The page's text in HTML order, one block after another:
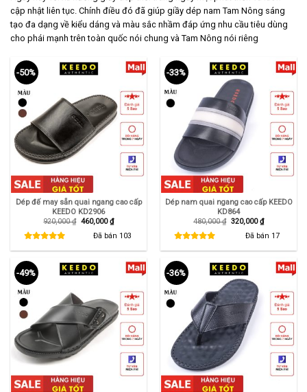
cập nhật liên tục. Chính điều đó đã giúp giầy dép nam Tam Nông sáng
tạo đa dạng về kiểu dáng và màu sắc nhầm đáp ứng nhu cầu tiêu dùng
cho phái mạnh trên toàn quốc nói chung và Tam Nông nói riêng
-50%
Dép đế may sẵn quai ngang cao cấp
KEEDO KD2906
920,000₫ Giá
460,000₫Giá
hiện
tại
Đã bán 103
-33%
Dép nam quai ngang cao cấp KEEDO
KD864
480,000₫ Giá
320,000₫Giá
hiện
tại
Đã bán 17
-49% -36%